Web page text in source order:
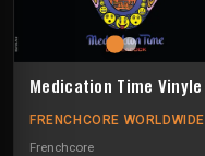
Medication Time Vinyle
FRENCHCORE WORLDWIDE
Frenchcore